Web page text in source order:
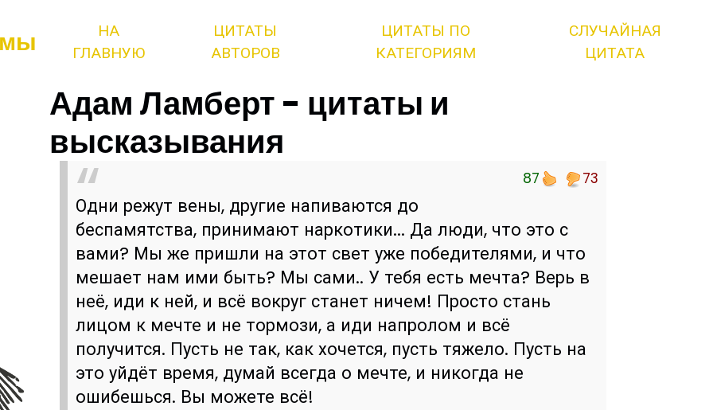
НА
ГЛАВНУЮ
ЦИТАТЫ
АВТОРОВ
ЦИТАТЫ ПО
КАТЕГОРИЯМ
СЛУЧАЙНАЯ
ЦИТАТА
Адам Ламберт - цитаты и
высказывания
87 73
Одни режут вены, другие напиваются до
беспамятства, принимают наркотики... Да люди, что это с
вами? Мы же пришли на этот свет уже победителями, и что
мешает нам ими быть? Мы сами.. У тебя есть мечта? Верь в
неё, иди к ней, и всё вокруг станет ничем! Просто стань
лицом к мечте и не тормози, а иди напролом и всё
получится. Пусть не так, как хочется, пусть тяжело. Пусть на
это уйдёт время, думай всегда о мечте, и никогда не
ошибешься. Вы можете всё!